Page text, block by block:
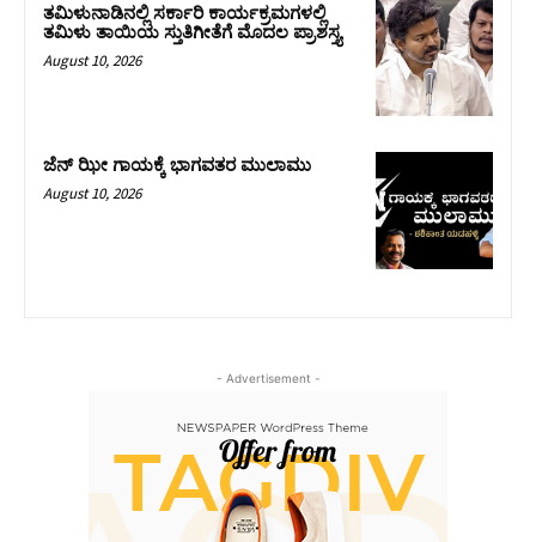
ತಮಿಳುನಾಡಿನಲ್ಲಿ ಸರ್ಕಾರಿ ಕಾರ್ಯಕ್ರಮಗಳಲ್ಲಿ
ತಮಿಳು ತಾಯಿಯ ಸ್ತುತಿಗೀತೆಗೆ ಮೊದಲ ಪ್ರಾಶಸ್ತ್ಯ
August 10, 2026
ಜೆನ್ ಝೀ ಗಾಯಕ್ಕೆ ಭಾಗವತರ ಮುಲಾಮು
August 10, 2026
- Advertisement -